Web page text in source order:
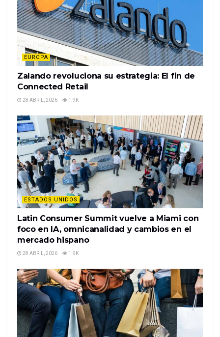
EUROPA
Zalando revoluciona su estrategia: El fin de
Connected Retail
28 ABRIL, 2026 1.9K
ESTADOS UNIDOS
Latin Consumer Summit vuelve a Miami con
foco en IA, omnicanalidad y cambios en el
mercado hispano
28 ABRIL, 2026 1.9K